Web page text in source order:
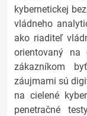
kybernetickej
vládneho
ako riaditeľ
orientovaný
zákazníkom
záujmami sú
na cielené
penetračné